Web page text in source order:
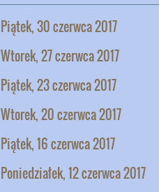
Piątek, 30 czerwca 2017
Wtorek, 27 czerwca 2017
Piątek, 23 czerwca 2017
Wtorek, 20 czerwca 2017
Piątek, 16 czerwca 2017
Poniedziałek, 12 czerwca 2017